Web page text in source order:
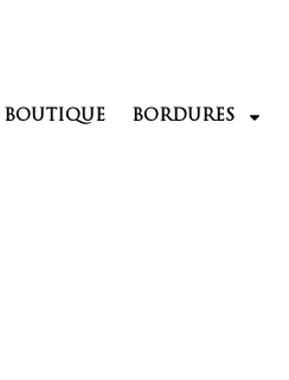
BOUTIQUE BORDURES